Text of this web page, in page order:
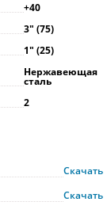
+40
3ʺ (75)
1ʺ (25)
Нержавеющая
сталь
2
Скачать
Скачать